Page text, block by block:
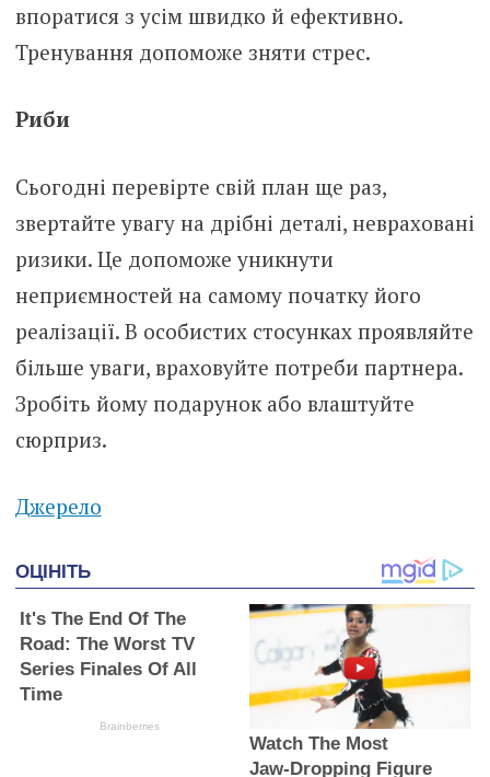
впоратися з усім швидко й ефективно.
Тренування допоможе зняти стрес.
Риби
Сьогодні перевірте свій план ще раз,
звертайте увагу на дрібні деталі, невраховані
ризики. Це допоможе уникнути
неприємностей на самому початку його
реалізації. В особистих стосунках проявляйте
більше уваги, враховуйте потреби партнера.
Зробіть йому подарунок або влаштуйте
сюрприз.
Джерело